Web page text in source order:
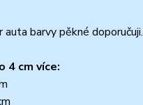
barvy pěkné doporučuji.
4 cm více: